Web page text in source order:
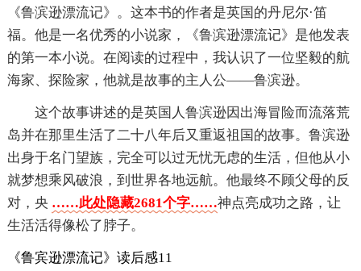
《鲁滨逊漂流记》。这本书的作者是英国的丹尼尔·笛
福。他是一名优秀的小说家，《鲁滨逊漂流记》是他发表
的第一本小说。在阅读的过程中，我认识了一位坚毅的航
海家、探险家，他就是故事的主人公——鲁滨逊。
这个故事讲述的是英国人鲁滨逊因出海冒险而流落荒
岛并在那里生活了二十八年后又重返祖国的故事。鲁滨逊
出身于名门望族，完全可以过无忧无虑的生活，但他从小
就梦想乘风破浪，到世界各地远航。他最终不顾父母的反
对，央 ……此处隐藏2681个字……神点亮成功之路，让
生活活得像松了脖子。
《鲁宾逊漂流记》读后感11